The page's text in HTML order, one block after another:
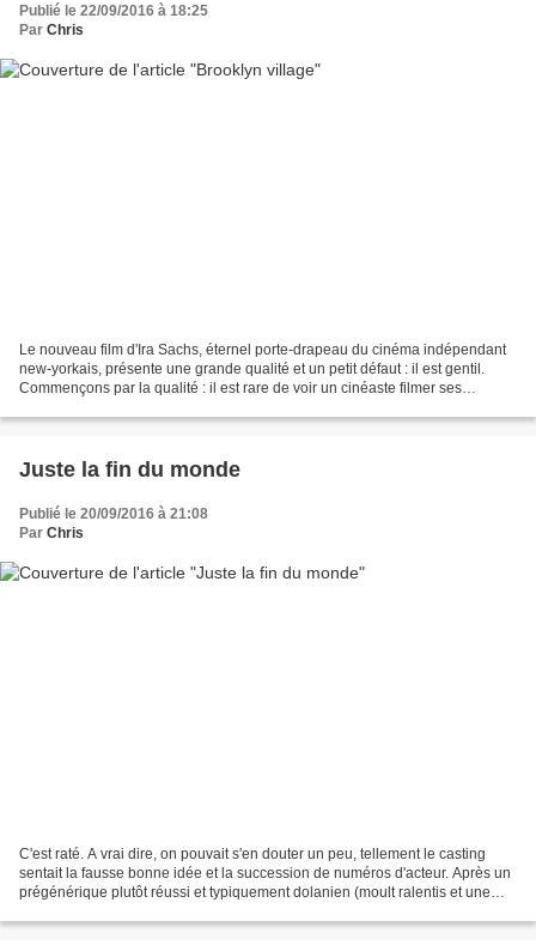
Publié le 22/09/2016 à 18:25
Par Chris
Le nouveau film d'Ira Sachs, éternel porte-drapeau du cinéma indépendant
new-yorkais, présente une grande qualité et un petit défaut : il est gentil.
Commençons par la qualité : il est rare de voir un cinéaste filmer ses
Juste la fin du monde
Publié le 20/09/2016 à 21:08
Par Chris
C'est raté. A vrai dire, on pouvait s'en douter un peu, tellement le casting
sentait la fausse bonne idée et la succession de numéros d'acteur. Après un
prégénérique plutôt réussi et typiquement dolanien (moult ralentis et une